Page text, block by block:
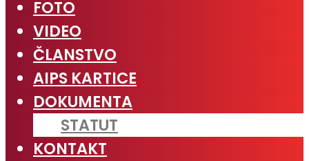
FOTO
VIDEO
ČLANSTVO
AIPS KARTICE
DOKUMENTA
STATUT
KONTAKT